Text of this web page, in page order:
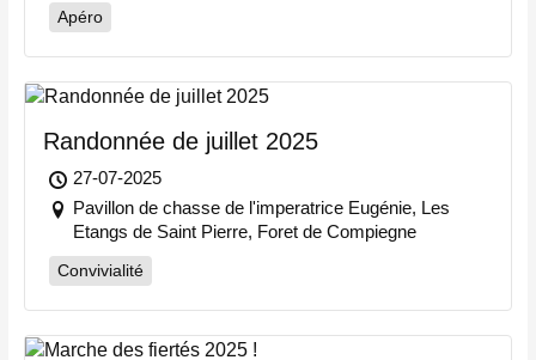
Apéro
Randonnée de juillet 2025
27-07-2025
Pavillon de chasse de l'imperatrice Eugénie, Les
Etangs de Saint Pierre, Foret de Compiegne
Convivialité